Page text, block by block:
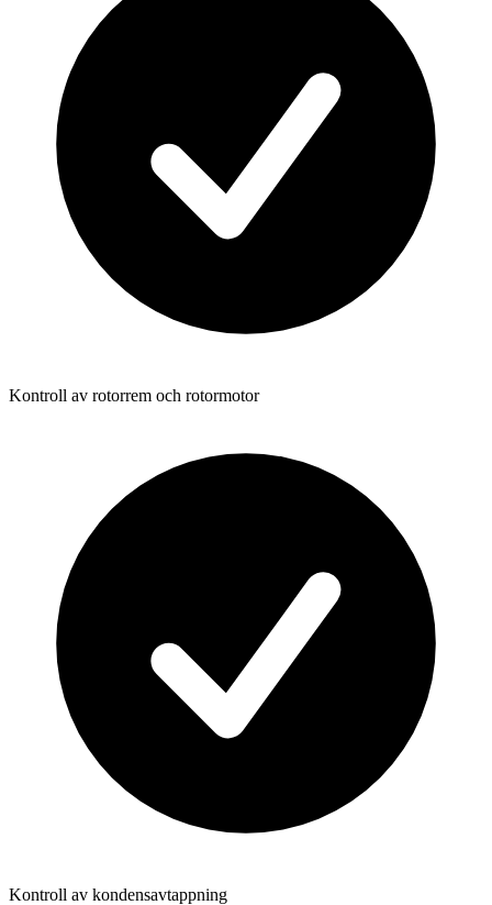
Kontroll av rotorrem och rotormotor
Kontroll av kondensavtappning